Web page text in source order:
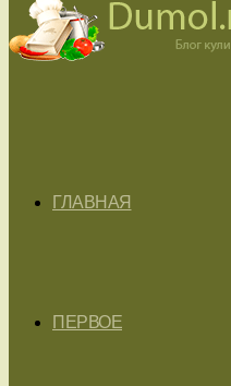
ГЛАВНАЯ
ПЕРВОЕ